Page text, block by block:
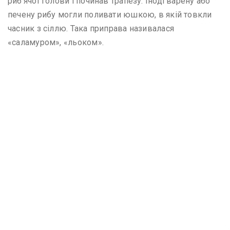
печену рибу могли поливати юшкою, в якій товкли
часник з сіллю. Така приправа називалася
«саламуром», «льоком».